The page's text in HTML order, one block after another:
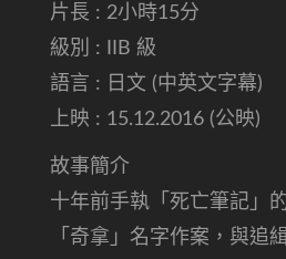
片長 : 2小時15分
級別 : IIB 級
語言 : 日文 (中英文字幕)
上映 : 15.12.2016 (公映)
故事簡介
十年前手執「死亡筆記」
「奇拿」名字作案，與追